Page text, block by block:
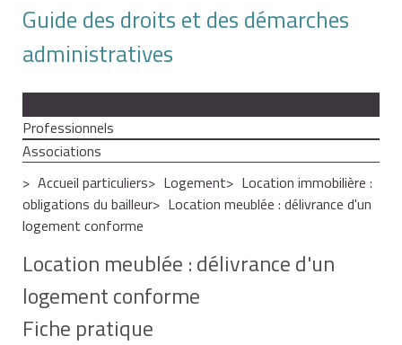
Guide des droits et des démarches
administratives
Professionnels
Associations
Accueil particuliers
Logement
Location immobilière :
obligations du bailleur
Location meublée : délivrance d'un
logement conforme
Location meublée : délivrance d'un
logement conforme
Fiche pratique